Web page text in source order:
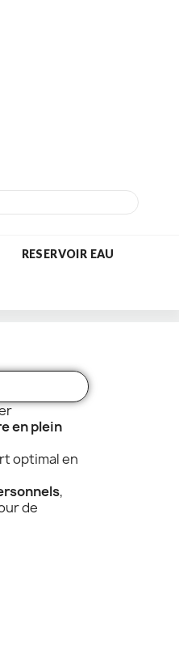
RESERVOIR EAU
en plein
optimal en
,
de